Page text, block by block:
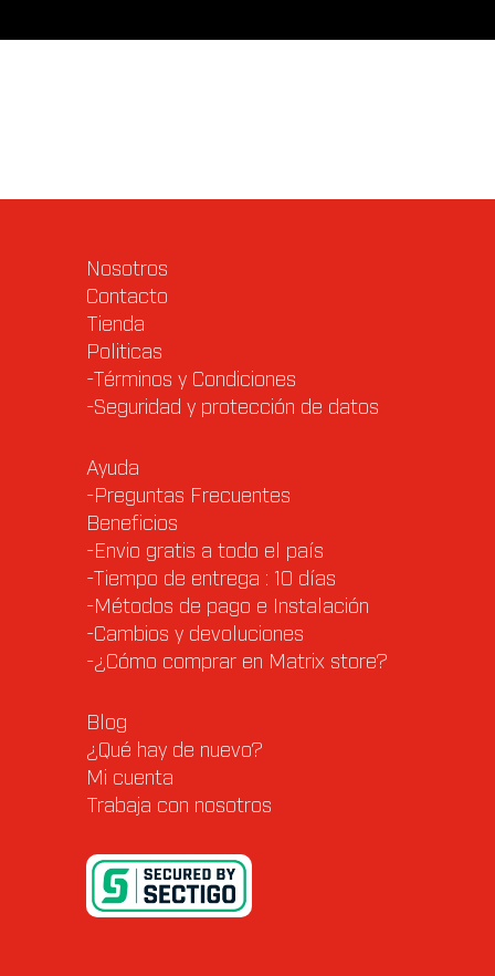
Nosotros
Contacto
Tienda
Politicas
-Términos y Condiciones
-Seguridad y protección de datos
Ayuda
-Preguntas Frecuentes
Beneficios
-Envio gratis a todo el país
-Tiempo de entrega : 10 días
-Métodos de pago e Instalación
-Cambios y devoluciones
-¿Cómo comprar en Matrix store?
Blog
¿Qué hay de nuevo?
Mi cuenta
Trabaja con nosotros